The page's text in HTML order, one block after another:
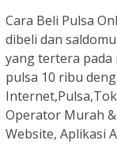
Cara Beli Pulsa
dibeli dan
yang tertera pada
pulsa 10 ribu
Operator Murah
Website, Aplikasi